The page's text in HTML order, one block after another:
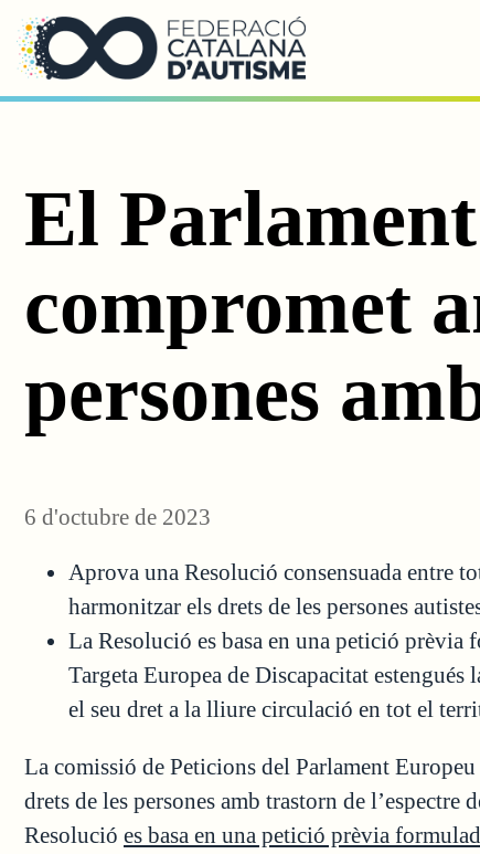
Saltar al contingut principal
El
compromet
persones
6 d'octubre de 2023
Aprova una Resolució consensuada entre
harmonitzar els drets de les persones
La Resolució es basa en una petició prèvia
Targeta Europea de Discapacitat
el seu dret a la lliure circulació en tot el
La comissió de Peticions del Parlament
drets de les persones amb trastorn de
Resolució es basa en una petició prèvia